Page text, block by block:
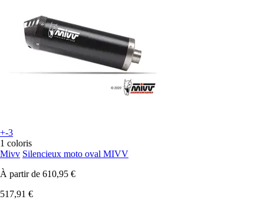
+-3
1 coloris
Mivv Silencieux moto oval MIVV
À partir de 610,95 €
517,91 €